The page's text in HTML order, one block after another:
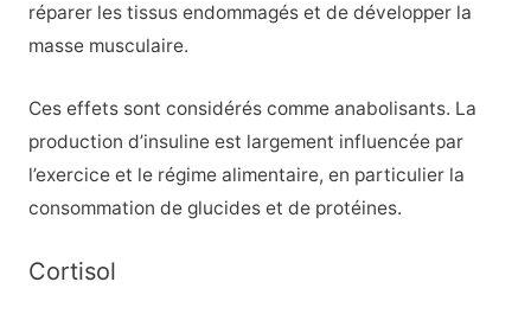
réparer les tissus endommagés et de développer la
masse musculaire.
Ces effets sont considérés comme anabolisants. La
production d’insuline est largement influencée par
l’exercice et le régime alimentaire, en particulier la
consommation de glucides et de protéines.
Cortisol